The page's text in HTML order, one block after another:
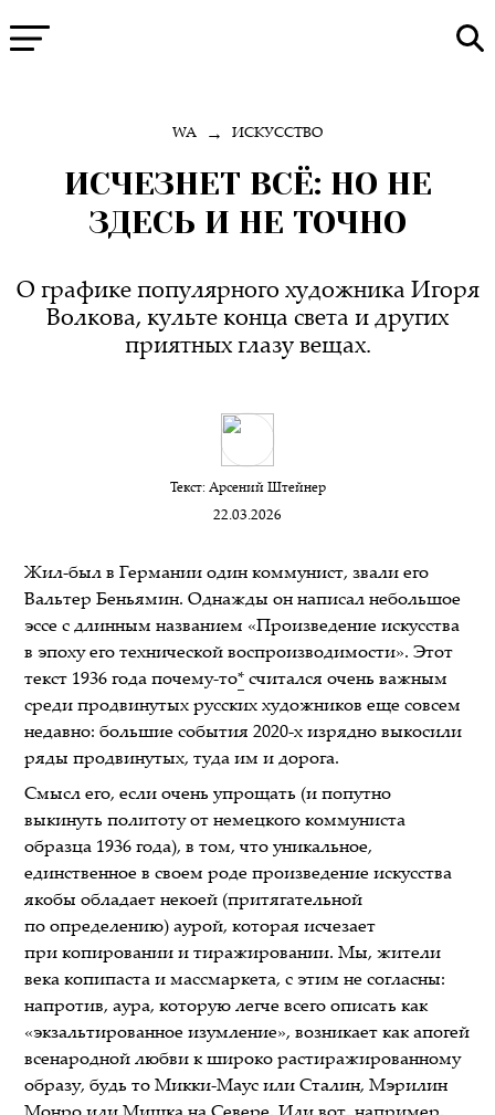
WA → ИСКУССТВО
ИСЧЕЗНЕТ ВСЁ: НО НЕ
ЗДЕСЬ И НЕ ТОЧНО
О графике популярного художника Игоря
Волкова, культе конца света и других
приятных глазу вещах.
Текст: Арсений Штейнер
22.03.2026
Жил-был в Германии один коммунист, звали его
Вальтер Беньямин. Однажды он написал небольшое
эссе с длинным названием «Произведение искусства
в эпоху его технической воспроизводимости». Этот
текст 1936 года почему-то* считался очень важным
среди продвинутых русских художников еще совсем
недавно: большие события 2020-х изрядно выкосили
ряды продвинутых, туда им и дорога.
Смысл его, если очень упрощать (и попутно
выкинуть политоту от немецкого коммуниста
образца 1936 года), в том, что уникальное,
единственное в своем роде произведение искусства
якобы обладает некоей (притягательной
по определению) аурой, которая исчезает
при копировании и тиражировании. Мы, жители
века копипаста и массмаркета, с этим не согласны:
напротив, аура, которую легче всего описать как
«экзальтированное изумление», возникает как апогей
всенародной любви к широко растиражированному
образу, будь то Микки-Маус или Сталин, Мэрилин